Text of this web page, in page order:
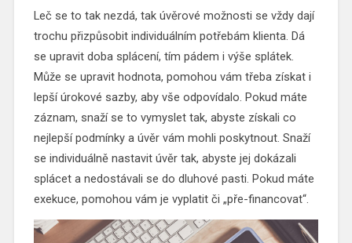
Leč se to tak nezdá, tak úvěrové možnosti se vždy dají
trochu přizpůsobit individuálním potřebám klienta. Dá
se upravit doba splácení, tím pádem i výše splátek.
Může se upravit hodnota, pomohou vám třeba získat i
lepší úrokové sazby, aby vše odpovídalo. Pokud máte
záznam, snaží se to vymyslet tak, abyste získali co
nejlepší podmínky a úvěr vám mohli poskytnout. Snaží
se individuálně nastavit úvěr tak, abyste jej dokázali
splácet a nedostávali se do dluhové pasti. Pokud máte
exekuce, pomohou vám je vyplatit či „pře-financovat“.